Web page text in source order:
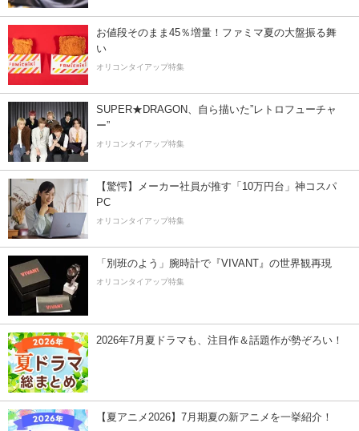
お値段そのまま45％増量！ファミマ夏の大盤振る舞
い
オリコンタイアップ特集
SUPER★DRAGON、自ら描いた”レトロフューチャ
ー”
オリコンタイアップ特集
【驚愕】メーカー社員が推す「10万円台」神コスパ
PC
オリコンタイアップ特集
「別班のよう」腕時計で『VIVANT』の世界観再現
オリコンタイアップ特集
2026年7月夏ドラマも、注目作＆話題作が勢ぞろい！
【夏アニメ2026】7月期夏の新アニメを一挙紹介！